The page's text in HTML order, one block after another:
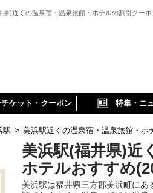
県)近くの温泉宿・温泉旅館・ホテルの割引クー
チケット・クーポン 特集・ニ
駅 > 美浜駅近くの温泉宿・温泉旅館・ホ
美浜駅(福井県)近
ホテルおすすめ
美浜駅は福井県三方郡美浜町に